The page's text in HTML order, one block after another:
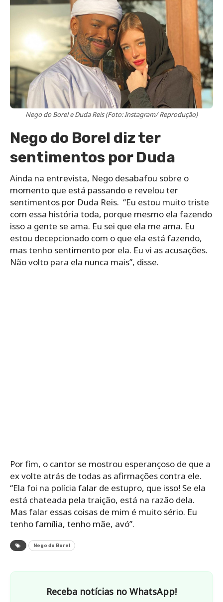
Nego do Borel e Duda Reis (Foto: Instagram/ Reprodução)
Nego do Borel diz ter
sentimentos por Duda
Ainda na entrevista, Nego desabafou sobre o
momento que está passando e revelou ter
sentimentos por Duda Reis. “Eu estou muito triste
com essa história toda, porque mesmo ela fazendo
isso a gente se ama. Eu sei que ela me ama. Eu
estou decepcionado com o que ela está fazendo,
mas tenho sentimento por ela. Eu vi as acusações.
Não volto para ela nunca mais”, disse.
Por fim, o cantor se mostrou esperançoso de que a
ex volte atrás de todas as afirmações contra ele.
“Ela foi na polícia falar de estupro, que isso! Se ela
está chateada pela traição, está na razão dela.
Mas falar essas coisas de mim é muito sério. Eu
tenho família, tenho mãe, avó”.
Nego do Borel
Receba notícias no WhatsApp!